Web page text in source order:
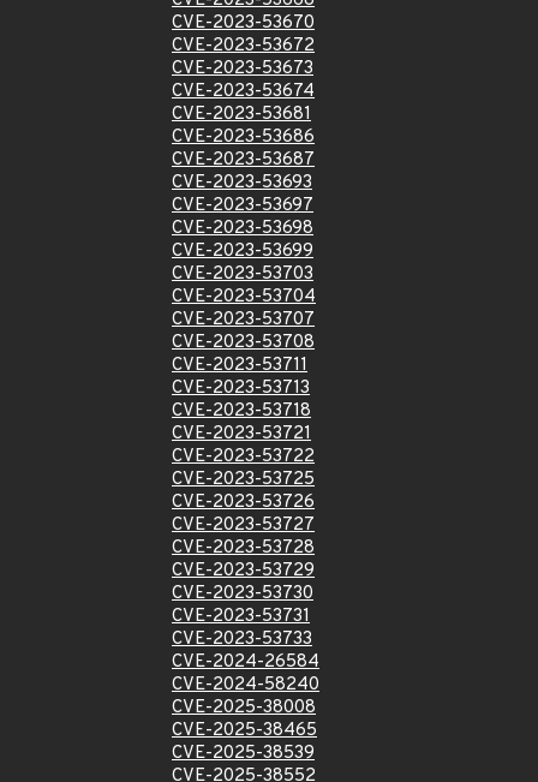
CVE-2023-53670
CVE-2023-53672
CVE-2023-53673
CVE-2023-53674
CVE-2023-53681
CVE-2023-53686
CVE-2023-53687
CVE-2023-53693
CVE-2023-53697
CVE-2023-53698
CVE-2023-53699
CVE-2023-53703
CVE-2023-53704
CVE-2023-53707
CVE-2023-53708
CVE-2023-53711
CVE-2023-53713
CVE-2023-53718
CVE-2023-53721
CVE-2023-53722
CVE-2023-53725
CVE-2023-53726
CVE-2023-53727
CVE-2023-53728
CVE-2023-53729
CVE-2023-53730
CVE-2023-53731
CVE-2023-53733
CVE-2024-26584
CVE-2024-58240
CVE-2025-38008
CVE-2025-38465
CVE-2025-38539
CVE-2025-38552